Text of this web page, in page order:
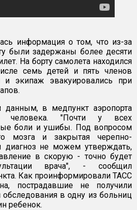
информация о том, что из-за
были задержаны более десяти
На борту самолета находился
семь детей и пять членов
экипаж эвакуировались при
данным, в медпункт аэропорта
человека. "Почти у всех
боли и ушибы. Под вопросом
мозга и закрытая черепно-
диагноз не можем утверждать,
в скорую - точно будет
врача", - сообщил
Как проинформировали ТАСС
пострадавшие не получили
в одну из больниц
ребенок.